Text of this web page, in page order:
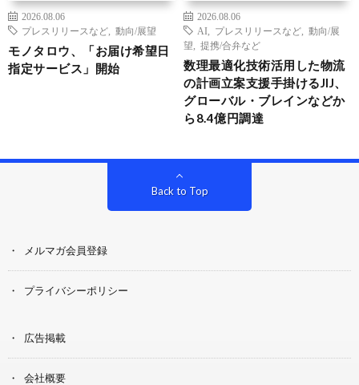
2026.08.06
プレスリリースなど
動向/展望
モノタロウ、「お届け希望日
指定サービス」開始
2026.08.06
AI
プレスリリースなど
動向/展
望
提携/合弁など
数理最適化技術活用した物流
の計画立案支援手掛けるJIJ、
グローバル・ブレインなどか
ら8.4億円調達
Back to Top
メルマガ会員登録
プライバシーポリシー
広告掲載
会社概要